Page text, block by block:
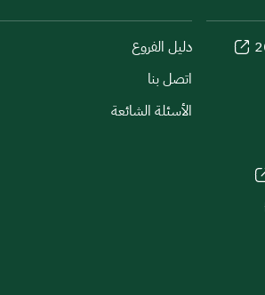
دليل الفروع
اتصل بنا
الأسئلة الشائعة